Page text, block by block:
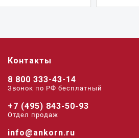
Контакты
8 800 333-43-14
Звонок по РФ беcплатный
+7 (495) 843-50-93
Отдел продаж
info@ankorn.ru